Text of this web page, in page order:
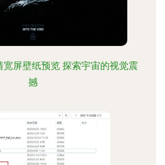
宽屏壁纸预览 探索宇宙的视觉震
撼